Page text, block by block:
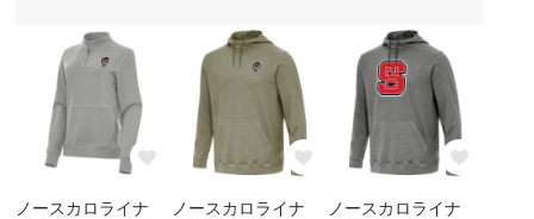
ノースカロライナ
ノースカロライナ
ノースカロライナ